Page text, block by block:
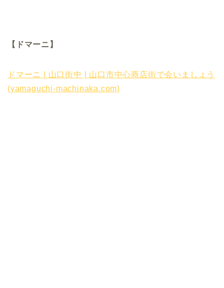
【ドマーニ】
ドマーニ | 山口街中 | 山口市中心商店街で会いましょう
(yamaguchi-machinaka.com)